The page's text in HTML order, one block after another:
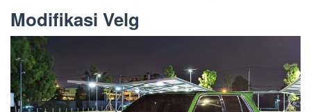
Modifikasi Velg